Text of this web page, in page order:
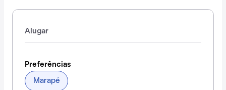
Alugar
Preferências
Marapé